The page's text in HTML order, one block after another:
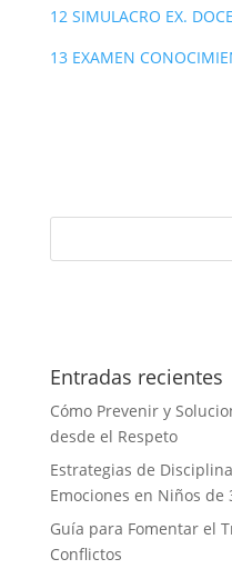
12 SIMULACRO EX.
13 EXAMEN
Entradas recientes
Cómo Prevenir y
desde el Respeto
Estrategias de
Emociones en Niños de
Guía para Fomentar el
Conflictos